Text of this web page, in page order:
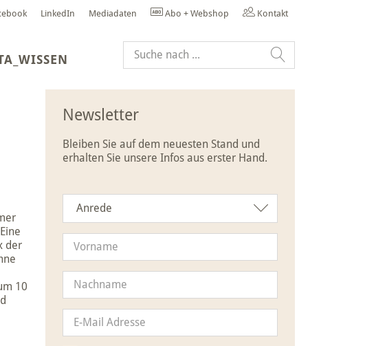
LinkedIn Mediadaten Abo + Webshop Kontakt
der
10
Newsletter
Bleiben Sie auf dem neuesten Stand und
erhalten Sie unsere Infos aus erster Hand.
Anrede